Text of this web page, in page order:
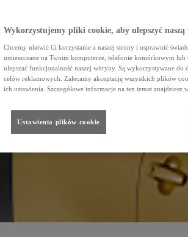
Wykorzystujemy pliki cookie, aby ulepszyć
Chcemy ułatwić Ci korzystanie z naszej strony i usprawnić
umieszczane na Twoim komputerze, telefonie komórkowym
ulepszać funkcjonalność naszej witryny. Są wykorzystywane do
celów reklamowych. Zalecamy akceptację wszystkich plików
ich ustawienia. Szczegółowe informacje na ten temat znajdziesz
Ustawienia plików cookie